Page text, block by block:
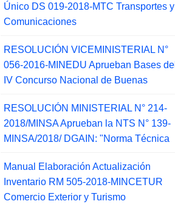
Único DS 019-2018-MTC Transportes y
Comunicaciones
RESOLUCIÓN VICEMINISTERIAL N°
056-2016-MINEDU Aprueban Bases del
IV Concurso Nacional de Buenas
RESOLUCIÓN MINISTERIAL N° 214-
2018/MINSA Aprueban la NTS N° 139-
MINSA/2018/ DGAIN: "Norma Técnica
Manual Elaboración Actualización
Inventario RM 505-2018-MINCETUR
Comercio Exterior y Turismo